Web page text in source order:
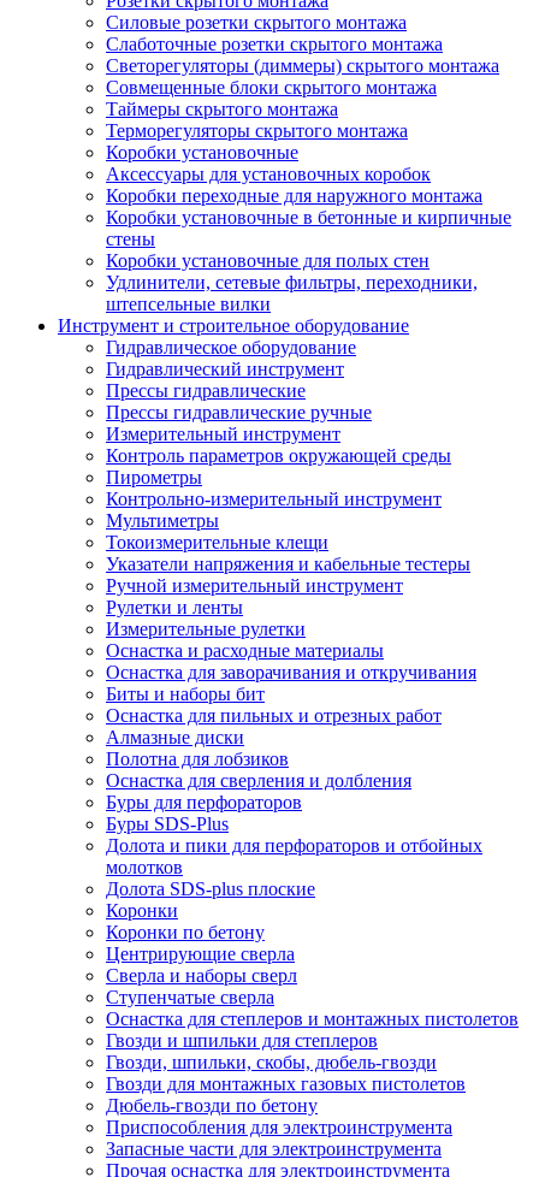
Силовые розетки скрытого монтажа
Слаботочные розетки скрытого монтажа
Светорегуляторы (диммеры) скрытого монтажа
Совмещенные блоки скрытого монтажа
Таймеры скрытого монтажа
Терморегуляторы скрытого монтажа
Коробки установочные
Аксессуары для установочных коробок
Коробки переходные для наружного монтажа
Коробки установочные в бетонные и кирпичные
стены
Коробки установочные для полых стен
Удлинители, сетевые фильтры, переходники,
штепсельные вилки
Инструмент и строительное оборудование
Гидравлическое оборудование
Гидравлический инструмент
Прессы гидравлические
Прессы гидравлические ручные
Измерительный инструмент
Контроль параметров окружающей среды
Пирометры
Контрольно-измерительный инструмент
Мультиметры
Токоизмерительные клещи
Указатели напряжения и кабельные тестеры
Ручной измерительный инструмент
Рулетки и ленты
Измерительные рулетки
Оснастка и расходные материалы
Оснастка для заворачивания и откручивания
Биты и наборы бит
Оснастка для пильных и отрезных работ
Алмазные диски
Полотна для лобзиков
Оснастка для сверления и долбления
Буры для перфораторов
Буры SDS-Plus
Долота и пики для перфораторов и отбойных
молотков
Долота SDS-plus плоские
Коронки
Коронки по бетону
Центрирующие сверла
Сверла и наборы сверл
Ступенчатые сверла
Оснастка для степлеров и монтажных пистолетов
Гвозди и шпильки для степлеров
Гвозди, шпильки, скобы, дюбель-гвозди
Гвозди для монтажных газовых пистолетов
Дюбель-гвозди по бетону
Приспособления для электроинструмента
Запасные части для электроинструмента
Прочая оснастка для электроинструмента